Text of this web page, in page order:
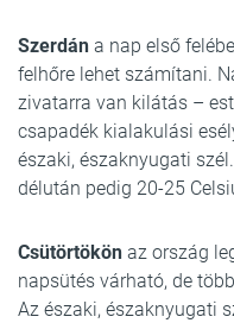
Szerdán a nap első
felhőre lehet számítani.
zivatarra van kilátás –
csapadék kialakulási
északi, északnyugati
délután pedig 20-25
Csütörtökön az ország
napsütés várható, de
Az északi, északnyugati